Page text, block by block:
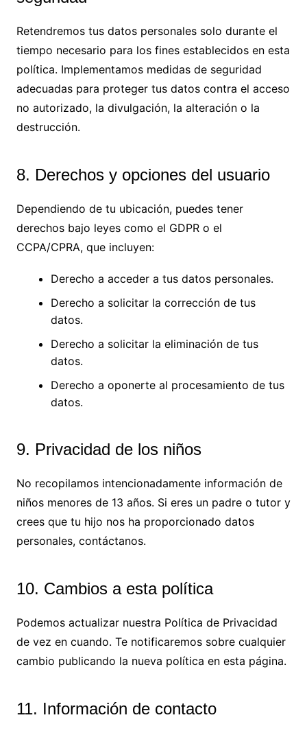
Retendremos tus datos personales solo durante el
tiempo necesario para los fines establecidos en esta
política. Implementamos medidas de seguridad
adecuadas para proteger tus datos contra el acceso
no autorizado, la divulgación, la alteración o la
destrucción.
8. Derechos y opciones del usuario
Dependiendo de tu ubicación, puedes tener
derechos bajo leyes como el GDPR o el
CCPA/CPRA, que incluyen:
Derecho a acceder a tus datos personales.
Derecho a solicitar la corrección de tus
datos.
Derecho a solicitar la eliminación de tus
datos.
Derecho a oponerte al procesamiento de tus
datos.
9. Privacidad de los niños
No recopilamos intencionadamente información de
niños menores de 13 años. Si eres un padre o tutor y
crees que tu hijo nos ha proporcionado datos
personales, contáctanos.
10. Cambios a esta política
Podemos actualizar nuestra Política de Privacidad
de vez en cuando. Te notificaremos sobre cualquier
cambio publicando la nueva política en esta página.
11. Información de contacto